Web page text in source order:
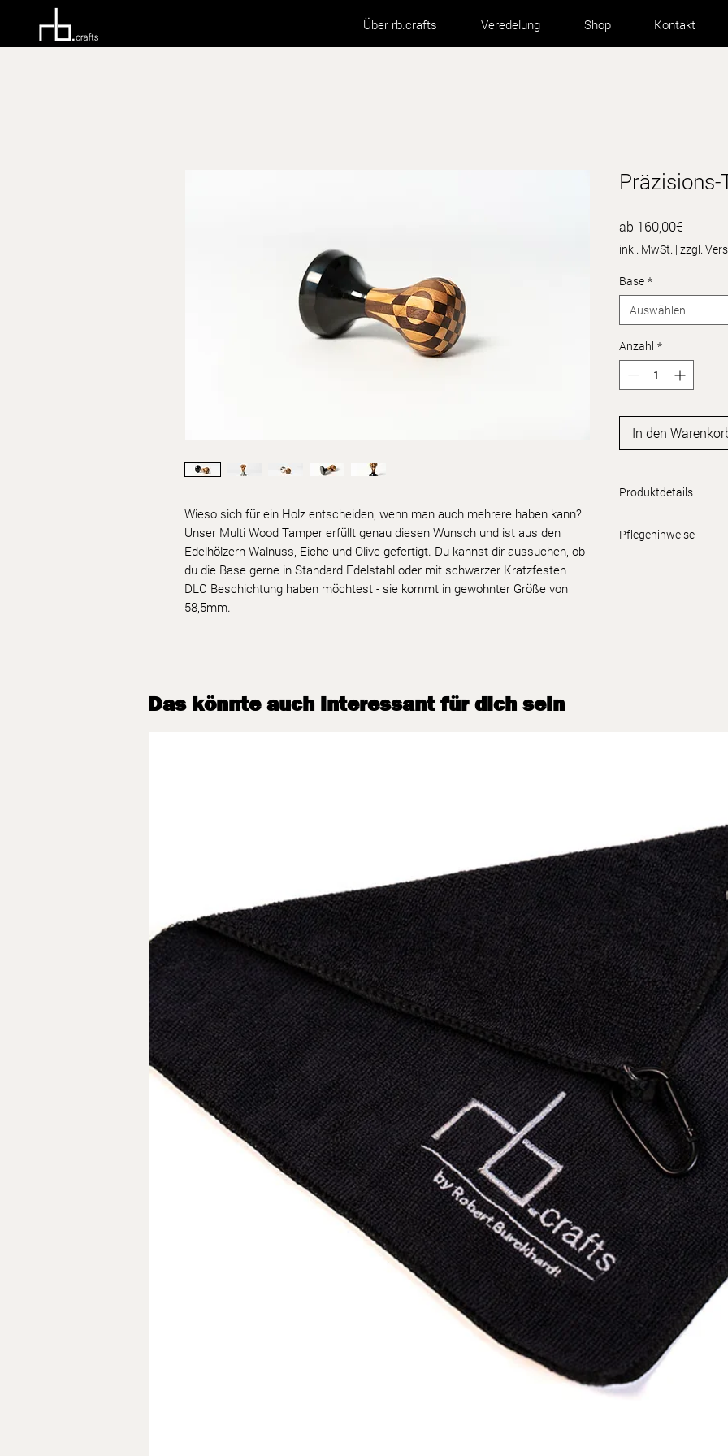
Über rb.crafts Veredelung Shop Kontakt
Wieso sich für ein Holz entscheiden, wenn man auch mehrere haben kann?
Unser Multi Wood Tamper erfüllt genau diesen Wunsch und ist aus den
Edelhölzern Walnuss, Eiche und Olive gefertigt. Du kannst dir aussuchen, ob
du die Base gerne in Standard Edelstahl oder mit schwarzer Kratzfesten
DLC Beschichtung haben möchtest - sie kommt in gewohnter Größe von
58,5mm.
ab 160,00€Sale-
Preis
inkl. MwSt. | zzgl.
Base *
Auswählen
Anzahl *
In den
Produktdetails
Base: Edelstahl
Pflegehinweise
Das könnte auch interessant für dich sein